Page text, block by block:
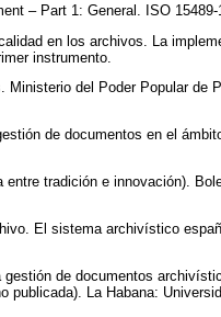
– Part 1: General. ISO
en los archivos. La
instrumento.
del Poder Popular de
de documentos en el
tradición e innovación).
El sistema archivístico
de documentos
La Habana: